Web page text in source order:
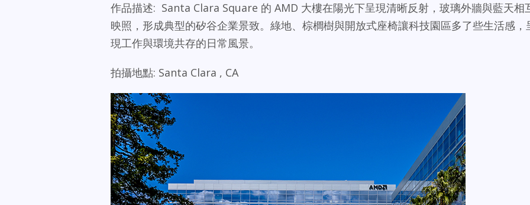
作品描述: Santa Clara Square 的 AMD 大樓在陽光下呈現清晰反射，玻璃外牆與藍天相
映照，形成典型的矽谷企業景致。綠地、棕櫚樹與開放式座椅讓科技園區多了些生活感，
現工作與環境共存的日常風景。
拍攝地點: Santa Clara , CA